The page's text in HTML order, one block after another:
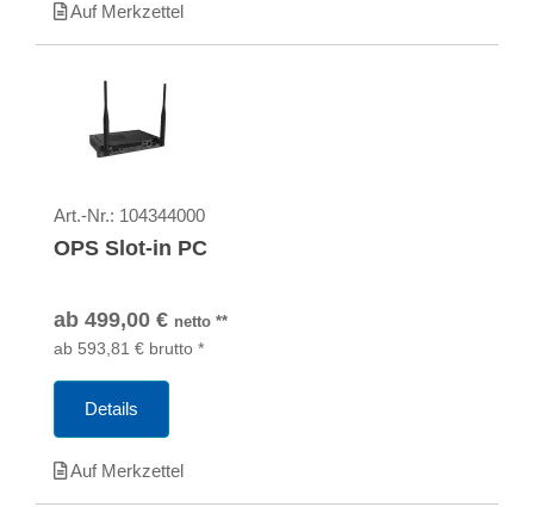
Auf Merkzettel
Art.-Nr.: 104344000
OPS Slot-in PC
ab 499,00 € netto **
ab 593,81 € brutto *
Details
Auf Merkzettel